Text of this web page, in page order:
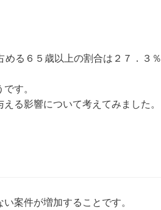
る６５歳以上の割合は２７．３％
す。
る影響について考えてみました。
案件が増加することです。